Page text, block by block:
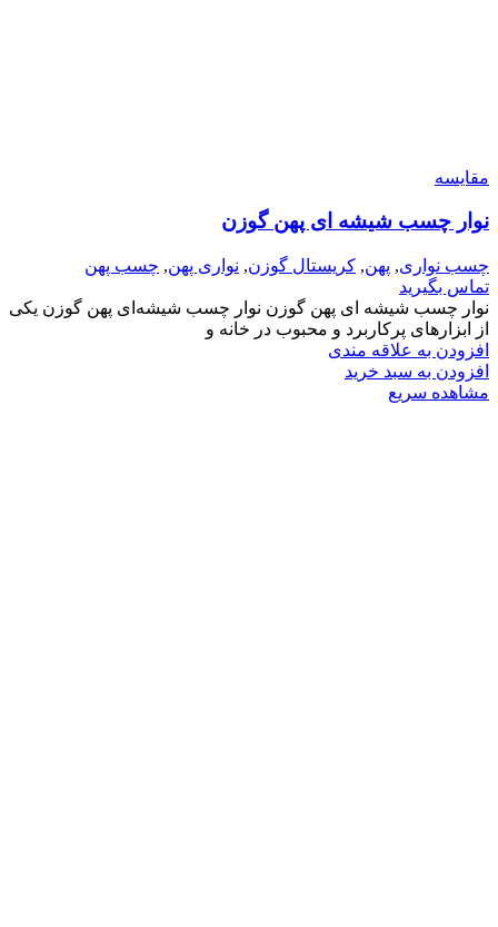
مقایسه
نوار چسب شیشه ای پهن گوزن
چسب نواری, پهن, کریستال گوزن, نواری پهن, چسب پهن
تماس بگیرید
نوار چسب شیشه ای پهن گوزن نوار چسب شیشه‌ای پهن گوزن یکی
از ابزارهای پرکاربرد و محبوب در خانه و
افزودن به علاقه مندی
افزودن به سبد خرید
مشاهده سریع